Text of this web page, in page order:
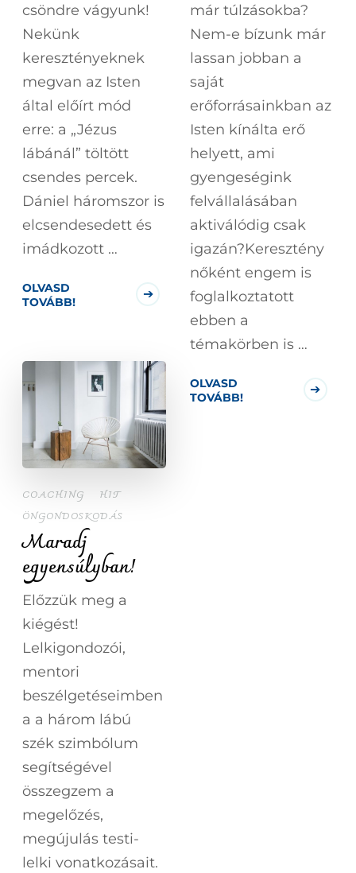
csöndre vágyunk!
Nekünk
keresztényeknek
megvan az Isten
által előírt mód
erre: a „Jézus
lábánál” töltött
csendes percek.
Dániel háromszor is
elcsendesedett és
imádkozott …
OLVASD
TOVÁBB!
már túlzásokba?
Nem-e bízunk már
lassan jobban a
saját
erőforrásainkban az
Isten kínálta erő
helyett, ami
gyengeségink
felvállalásában
aktiválódig csak
igazán?Keresztény
nőként engem is
foglalkoztatott
ebben a
témakörben is …
OLVASD
TOVÁBB!
COACHING
HIT
ÖNGONDOSKODÁS
Maradj
egyensúlyban!
Előzzük meg a
kiégést!
Lelkigondozói,
mentori
beszélgetéseimben
a a három lábú
szék szimbólum
segítségével
összegzem a
megelőzés,
megújulás testi-
lelki vonatkozásait.